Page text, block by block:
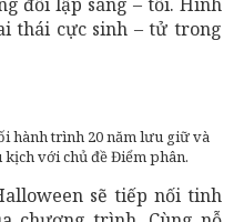
thái cực sinh – tử trong
hành trình 20 năm lưu giữ và
với chủ đề Điểm phân.
sẽ tiếp nối tinh